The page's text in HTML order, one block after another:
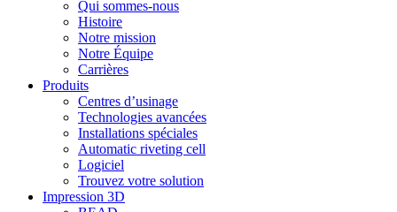
Qui sommes-nous
Histoire
Notre mission
Notre Équipe
Carrières
Produits
Centres d’usinage
Technologies avancées
Installations spéciales
Automatic riveting cell
Logiciel
Trouvez votre solution
Impression 3D